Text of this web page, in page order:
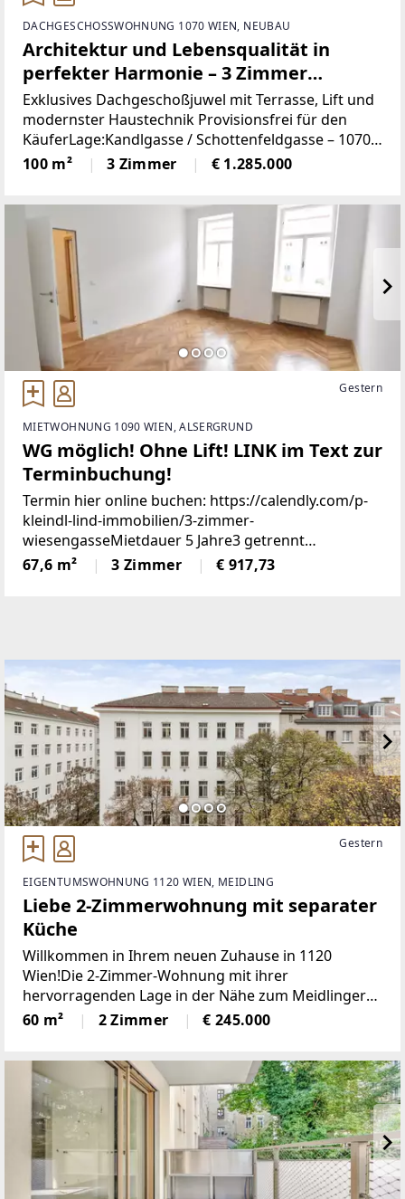
DACHGESCHOSSWOHNUNG 1070 WIEN, NEUBAU
Architektur und Lebensqualität in
perfekter Harmonie – 3 Zimmer
Luxuswohnung im 7. Bezirk
Exklusives Dachgeschoßjuwel mit Terrasse, Lift und
modernster Haustechnik Provisionsfrei für den
KäuferLage:Kandlgasse / Schottenfeldgasse – 1070
WienDer 7. Wiener Gemeindebezirk zählt zu den
begehrtesten Wohnlagen
100 m² 3 Zimmer € 1.285.000
Gestern
MIETWOHNUNG 1090 WIEN, ALSERGRUND
WG möglich! Ohne Lift! LINK im Text zur
Terminbuchung!
Termin hier online buchen: https://calendly.com/p-
kleindl-lind-immobilien/3-zimmer-
wiesengasseMietdauer 5 Jahre3 getrennt
begehbare helle Räume mit moderner Küche,
Vorraum, Bad/Toilette mit Marmorfliesen.3. Stock
67,6 m² 3 Zimmer € 917,73
Gestern
EIGENTUMSWOHNUNG 1120 WIEN, MEIDLING
Liebe 2-Zimmerwohnung mit separater
Küche
Willkommen in Ihrem neuen Zuhause in 1120
Wien!Die 2-Zimmer-Wohnung mit ihrer
hervorragenden Lage in der Nähe zum Meidlinger
Bahnhof und ihrer durchdachten Raumaufteilung
kann sich sehen lassen. Die zentral begehbaren
60 m² 2 Zimmer € 245.000